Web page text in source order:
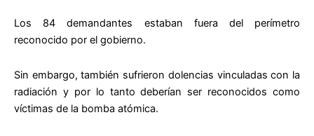
Los 84 demandantes estaban fuera del perímetro
reconocido por el gobierno.
Sin embargo, también sufrieron dolencias vinculadas con la
radiación y por lo tanto deberían ser reconocidos como
víctimas de la bomba atómica.